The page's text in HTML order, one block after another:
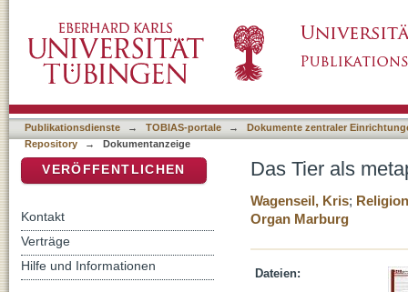
Publikationsdienste → TOBIAS-portale →
Dokumente zentraler
Repository
→ Dokumentanzeige
Das Tier als
Wagenseil, Kris;
Organ Marburg
Dateien:
VERÖFFENTLICHEN
Kontakt
Verträge
Hilfe und Informationen